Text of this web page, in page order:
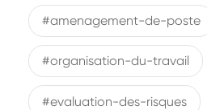
#amenagement-de-poste
#organisation-du-travail
#evaluation-des-risques